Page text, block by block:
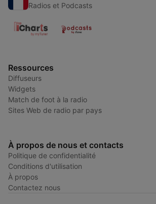
Radios et Podcasts
Ressources
Diffuseurs
Widgets
Match de foot à la radio
Sites Web de radio par pays
À propos de nous et contacts
Politique de confidentialité
Conditions d'utilisation
À propos
Contactez nous